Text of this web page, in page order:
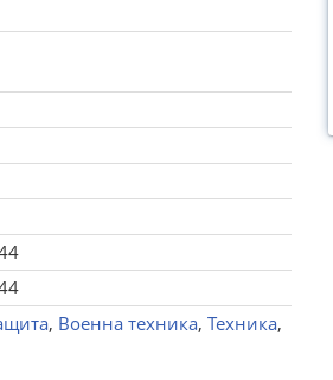
, Военна техника, Техника,